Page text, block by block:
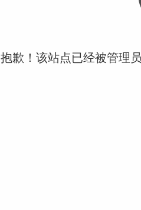
抱歉！该站点已经被管理